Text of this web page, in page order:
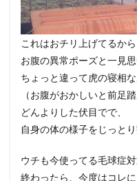
これはおチリ上げてるから
お腹の異常ポーズと一見
ちょっと違って虎の寝相
（お腹がおかしいと前足
どんよりした伏目でで、
自身の体の様子をじっとり
ウチも今使ってる毛球症
終わったら、今度はコレに